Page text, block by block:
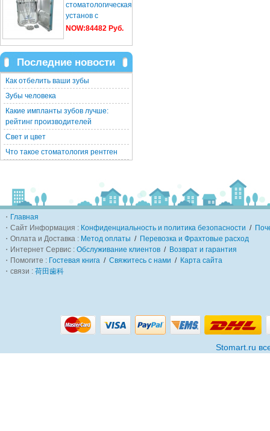
стоматологическая
установ с
компрессор+ультразвуков...
NOW:84482 Руб.
Последние новости
Как отбелить ваши зубы
Зубы человека
Какие импланты зубов лучше:
рейтинг производителей
Свет и цвет
Что такое стоматология рентген
・ Главная
・Сайт Информация : Конфиденциальность и политика безопасности /
・Оплата и Доставка : Метод оплаты / Перевозка и Фрахтовые расход
・Интернет Сервис : Обслуживание клиентов / Возврат и гарантия
・Помогите : Гостевая книга / Свяжитесь с нами / Карта сайта
・связи : 荷田歯科
Stomart.ru